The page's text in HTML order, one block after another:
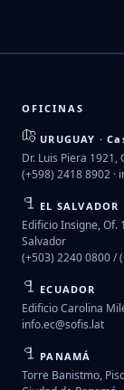
OFICINAS
URUGUAY ·
Dr. Luis Piera
(+598) 2418 8902 ·
EL SALVADOR
Edificio Insigne, Of.
Salvador
(+503) 2240 0800 /
ECUADOR
Edificio Carolina
info.ec@sofis.lat
PANAMÁ
Torre Banistmo,